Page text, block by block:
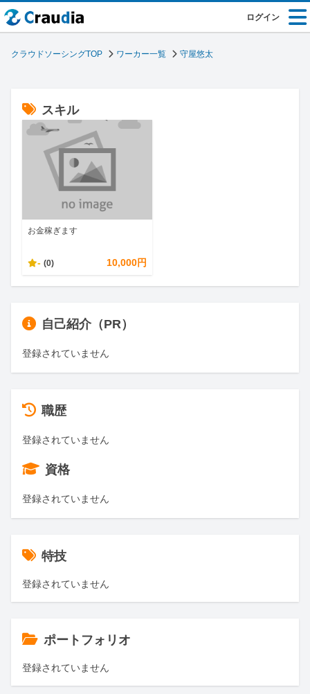
ログイン
クラウドソーシングTOP ワーカー一覧 守屋悠太
スキル
お金稼ぎます
- (0) 10,000円
自己紹介（PR）
登録されていません
職歴
登録されていません
資格
登録されていません
特技
登録されていません
ポートフォリオ
登録されていません